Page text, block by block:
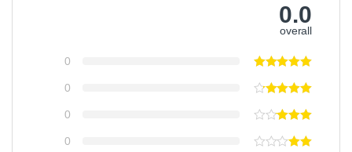
0.0
overall
0
0
0
0